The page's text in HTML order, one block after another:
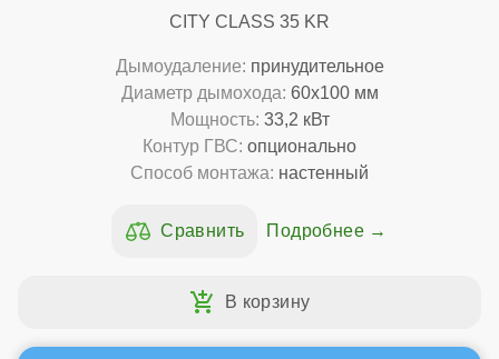
CITY CLASS 35 KR
Дымоудаление: принудительное
Диаметр дымохода: 60x100 мм
Мощность: 33,2 кВт
Контур ГВС: опционально
Способ монтажа: настенный
Подробнее